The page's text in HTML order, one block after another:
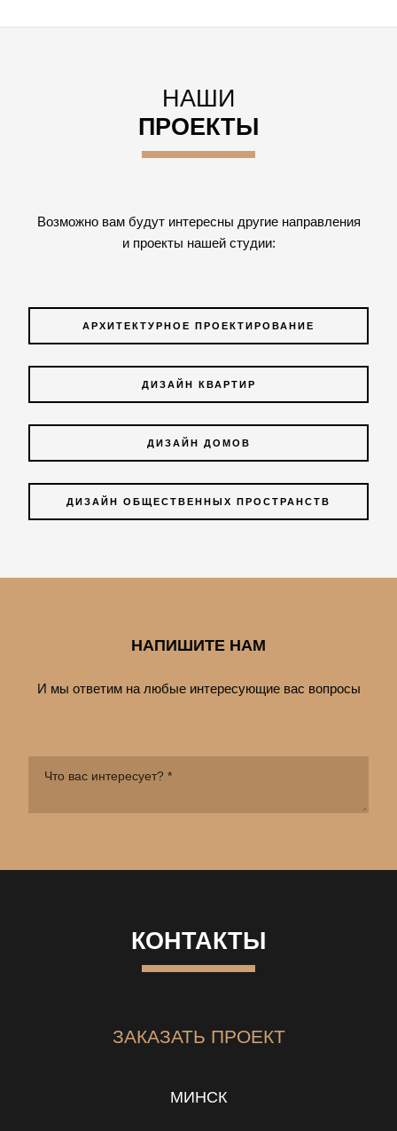
НАШИ
ПРОЕКТЫ
Возможно вам будут интересны другие направления
и проекты нашей студии:
АРХИТЕКТУРНОЕ ПРОЕКТИРОВАНИЕ
ДИЗАЙН КВАРТИР
ДИЗАЙН ДОМОВ
ДИЗАЙН ОБЩЕСТВЕННЫХ ПРОСТРАНСТВ
НАПИШИТЕ НАМ
И мы ответим на любые интересующие вас вопросы
КОНТАКТЫ
ЗАКАЗАТЬ ПРОЕКТ
МИНСК